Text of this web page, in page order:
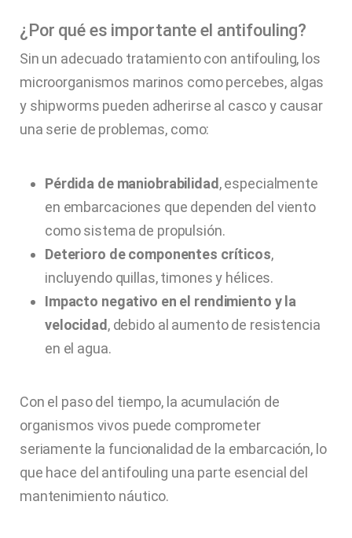
¿Por qué es importante el antifouling?
Sin un adecuado tratamiento con antifouling, los
microorganismos marinos como percebes, algas
y shipworms pueden adherirse al casco y causar
una serie de problemas, como:
Pérdida de maniobrabilidad, especialmente
en embarcaciones que dependen del viento
como sistema de propulsión.
Deterioro de componentes críticos,
incluyendo quillas, timones y hélices.
Impacto negativo en el rendimiento y la
velocidad, debido al aumento de resistencia
en el agua.
Con el paso del tiempo, la acumulación de
organismos vivos puede comprometer
seriamente la funcionalidad de la embarcación, lo
que hace del antifouling una parte esencial del
mantenimiento náutico.